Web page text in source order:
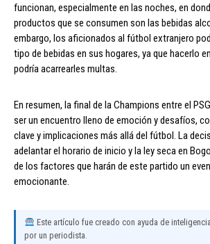
funcionan, especialmente en las noches, en
productos que se consumen son las bebidas
embargo, los aficionados al fútbol extranjero
tipo de bebidas en sus hogares, ya que hacerlo
podría acarrearles multas.
En resumen, la final de la Champions entre el
ser un encuentro lleno de emoción y desafíos,
clave y implicaciones más allá del fútbol. La
adelantar el horario de inicio y la ley seca en
de los factores que harán de este partido un
emocionante.
Este artículo fue creado con ayuda de
por un periodista.